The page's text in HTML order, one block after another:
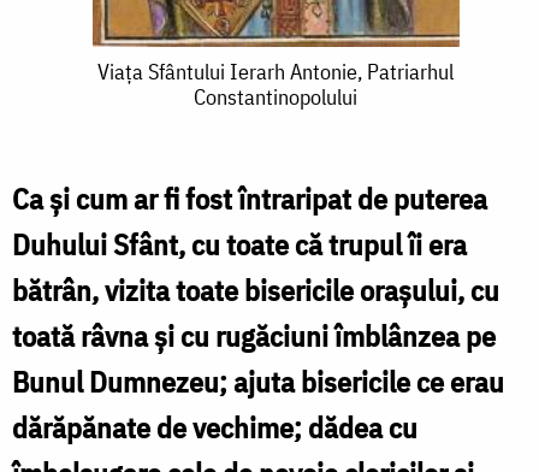
Antonie,
Patriarhul
Constantinopolului
Viața Sfântului Ierarh Antonie, Patriarhul
Constantinopolului
Ca și cum ar fi fost întraripat de puterea
Duhului Sfânt, cu toate că trupul îi era
bătrân, vizita toate bisericile orașului, cu
toată râvna și cu rugăciuni îmblânzea pe
Bunul Dumnezeu; ajuta bisericile ce erau
dărăpănate de vechime; dădea cu